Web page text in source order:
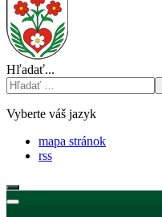
Hľadať...
Vyberte váš jazyk
mapa stránok
rss